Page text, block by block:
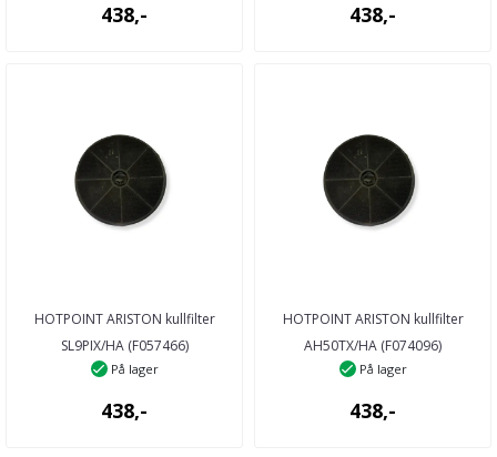
438,- 438,-
HOTPOINT ARISTON kullfilter
SL9PIX/HA (F057466)
kjøkkenventilator
På lager
438,-
HOTPOINT ARISTON kullfilter
AH50TX/HA (F074096)
kjøkkenventilator
På lager
438,-